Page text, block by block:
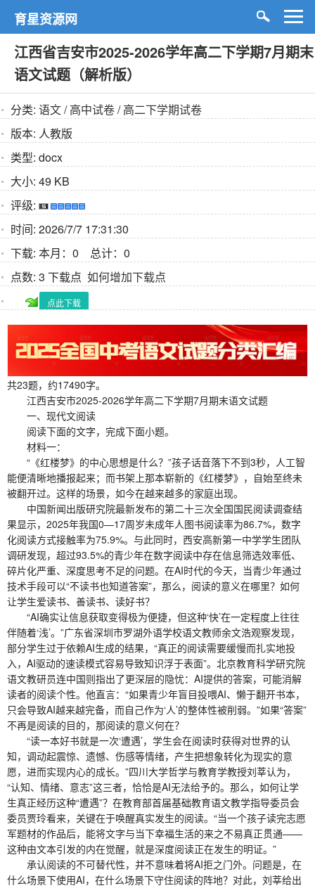
育星资源网
江西省吉安市2025-2026学年高二下学期7月期末
语文试题（解析版）
分类: 语文/高中试卷/高二下学期试卷
版本: 人教版
类型: docx
大小: 49 KB
评级:
时间: 2026/7/7 17:31:30
下载: 本月：0 总计：0
点数: 3 下载点 如何增加下载点
点此下载
共23题，约17490字。
江西吉安市2025-2026学年高二下学期7月期末语文试题
一、现代文阅读
阅读下面的文字，完成下面小题。
材料一：
“《红楼梦》的中心思想是什么？”孩子话音落下不到3秒，人工智
能便清晰地播报起来；而书架上那本崭新的《红楼梦》，自始至终未
被翻开过。这样的场景，如今在越来越多的家庭出现。
中国新闻出版研究院最新发布的第二十三次全国国民阅读调查结
果显示，2025年我国0—17周岁未成年人图书阅读率为86.7%，数字
化阅读方式接触率为75.9%。与此同时，西安高新第一中学学生团队
调研发现，超过93.5%的青少年在数字阅读中存在信息筛选效率低、
碎片化严重、深度思考不足的问题。在AI时代的今天，当青少年通过
技术手段可以“不读书也知道答案”，那么，阅读的意义在哪里？如何
让学生爱读书、善读书、读好书？
“AI确实让信息获取变得极为便捷，但这种‘快’在一定程度上往往
伴随着‘浅’。”广东省深圳市罗湖外语学校语文教师余文浩观察发现，
部分学生过于依赖AI生成的结果，“真正的阅读需要缓慢而扎实地投
入，AI驱动的速读模式容易导致知识浮于表面”。北京教育科学研究院
语文教研员连中国则指出了更深层的隐忧：AI提供的答案，可能消解
读者的阅读个性。他直言：“如果青少年盲目投喂AI、懒于翻开书本，
只会导致AI越来越完备，而自己作为‘人’的整体性被削弱。”如果“答案”
不再是阅读的目的，那阅读的意义何在？
“读一本好书就是一次‘遭遇’，学生会在阅读时获得对世界的认
知，调动起震惊、遗憾、伤感等情绪，产生把想象转化为现实的意
愿，进而实现内心的成长。”四川大学哲学与教育学教授刘莘认为，
“认知、情绪、意志”这三者，恰恰是AI无法给予的。那么，如何让学
生真正经历这种“遭遇”？在教育部首届基础教育语文教学指导委员会
委员贾玲看来，关键在于唤醒真实发生的阅读。“当一个孩子读完志愿
军题材的作品后，能将文字与当下幸福生活的来之不易真正贯通——
这种由文本引发的内在觉醒，就是深度阅读正在发生的明证。”
承认阅读的不可替代性，并不意味着将AI拒之门外。问题是，在
什么场景下使用AI，在什么场景下守住阅读的阵地？对此，刘莘给出